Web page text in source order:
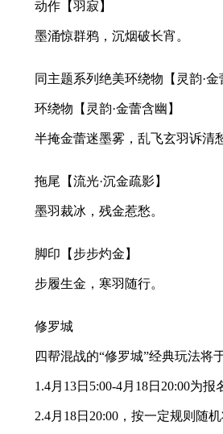
动作【羽寂】
墨涌惊群鸦，沉烟破长宵。
同主题系列绝美环绕物【灵韵·金
环绕物【灵韵·金蕾含幽】
半掩金蕾迷墨雾，乱飞玄羽诉清愁
拖尾【流光·沉金疏影】
墨羽裁冰，残金惹愁。
脚印【步步灼金】
步履生金，寒羽随行。
修罗城
四帮混战的“修罗城”经典玩法将于
1.4月13日5:00-4月18日20:00为报
2.4月18日20:00，按一定规则随机